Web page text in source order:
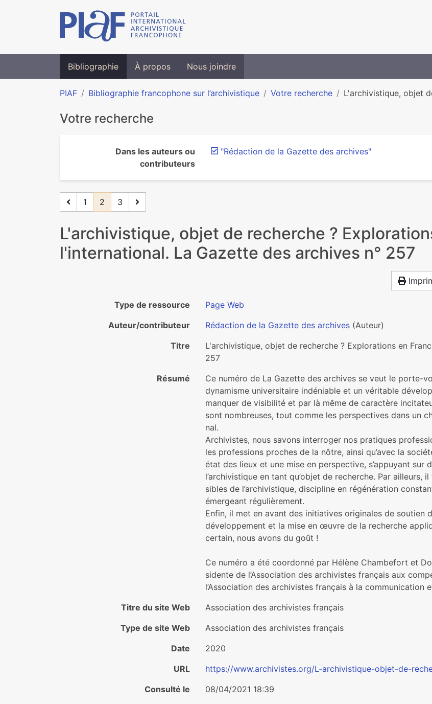
Bibliographie À propos Nous joindre
PIAF Bibliographie francophone sur l’archivistique Votre recherche L'archivistique, objet
Votre recherche
Dans les auteurs ou
contributeurs
"Rédaction de la Gazette des archives"
1 2 3
L'archivistique, objet de recherche ?
l'international. La Gazette des archives n° 257
Type de ressource
Page Web
Auteur/contributeur
Rédaction de la Gazette des archives (Auteur)
Titre
L'archivistique, objet de recherche ? Explorations en
257
Résumé
Ce numéro de La Gazette des archi­ves se veut le porte-
dyna­misme uni­ver­si­taire indé­nia­ble et un véri­ta­ble
man­quer de visi­bi­lité et par là même de carac­tère
sont nom­breu­ses, tout comme les pers­pec­ti­ves dans un
nal.
Archivistes, nous savons inter­ro­ger nos pra­ti­ques
les pro­fes­sions pro­ches de la nôtre, ainsi qu’avec la
état des lieux et une mise en pers­pec­tive, s’appuyant sur
l’archi­vis­ti­que en tant qu’objet de recher­che. Par
si­bles de l’archi­vis­ti­que, dis­ci­pline en régé­né­ra­tion
émergeant régu­liè­re­ment.
Enfin, il met en avant des ini­tia­ti­ves ori­gi­na­les de
déve­lop­pe­ment et la mise en œuvre de la recher­che
cer­tain, nous avons du goût !
Ce numéro a été coor­donné par Hélène Chambefort et
si­dente de l’Association des archi­vis­tes fran­çais aux
l’Association des archi­vis­tes fran­çais à la com­mu­ni­ca­tion
Titre du site Web
Association des archivistes français
Type de site Web
Association des archivistes français
Date
2020
URL
https://www.archivistes.org/L-archivistique-objet-de-
Consulté le
08/04/2021 18:39